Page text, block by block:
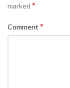
marked *
Comment *